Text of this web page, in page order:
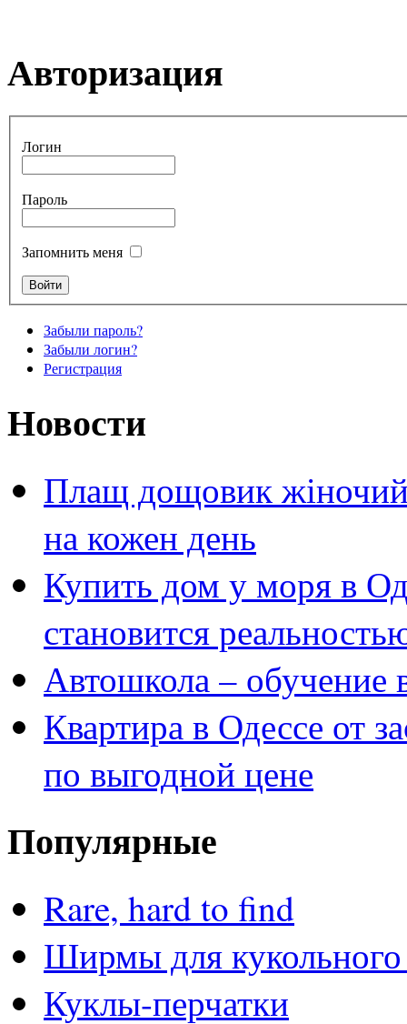
Авторизация
Логин
Пароль
Запомнить меня
Забыли пароль?
Забыли логин?
Регистрация
Новости
Плащ дощовик
на кожен день
Купить дом у моря в
становится
Автошкола – обучение
Квартира в Одессе от
по выгодной цене
Популярные
Rare, hard to find
Ширмы для кукольного
Куклы-перчатки